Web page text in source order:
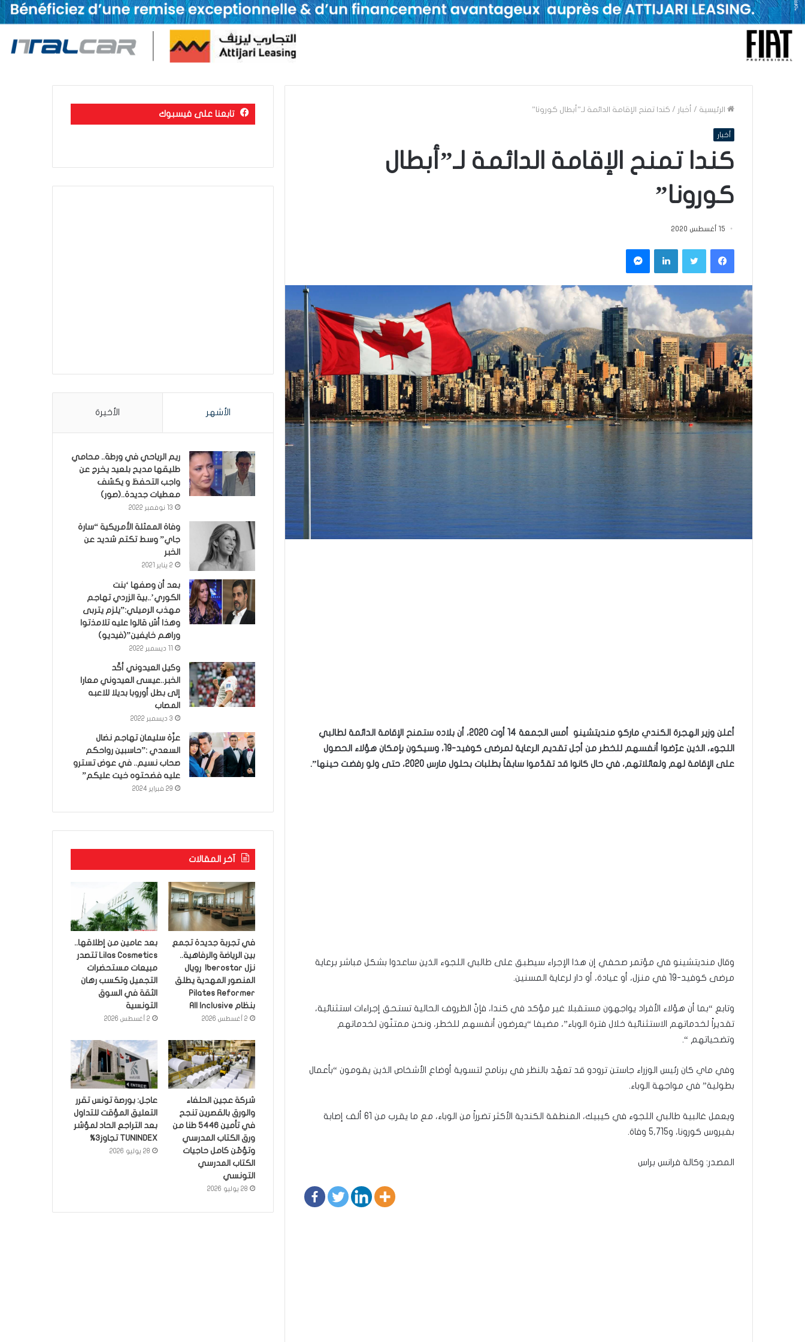
الرئيسية / أخبار / كندا تمنح الإقامة الدائمة لـ”أبطال كورونا”
أخبار
كندا تمنح الإقامة الدائمة لـ”أبطال
كورونا”
15 أغسطس 2020
فيسبوكتويتر لينكدإن ماسنجر
أعلن وزير الهجرة الكندي ماركو منديتشينو أمس الجمعة 14 أوت 2020، أن بلاده ستمنح الإقامة الدائمة لطالبي
اللجوء، الذين عرّضوا أنفسهم للخطر من أجل تقديم الرعاية لمرضى كوفيد-19، وسيكون بإمكان هؤلاء الحصول
على الإقامة لهم ولعائلاتهم، في حال كانوا قد تقدّموا سابقاً بطلبات بحلول مارس 2020، حتى ولو رفضت حينها”.
وقال منديتشينو في مؤتمر صحفي إن هذا الإجراء سيطبق على طالبي اللجوء الذين ساعدوا بشكل مباشر برعاية
مرضى كوفيد-19 في منزل، أو عيادة، أو دار لرعاية المسنين.
وتابع “بما أن هؤلاء الأفراد يواجهون مستقبلا غير مؤكد في كندا، فإنّ الظروف الحالية تستحق إجراءات استثنائية،
تقديراً لخدماتهم الاستثنائية خلال فترة الوباء”، مضيفا “يعرضون أنفسهم للخطر، ونحن ممتنّون لخدماتهم
وتضحياتهم “.
وفي ماي كان رئيس الوزراء جاستن ترودو قد تعهّد بالنظر في برنامج لتسوية أوضاع الأشخاص الذين يقومون “بأعمال
بطولية” في مواجهة الوباء.
ويعمل غالبية طالبي اللجوء في كيبيك، المنطقة الكندية الأكثر تضرراً من الوباء، مع ما يقرب من 61 ألف إصابة
بفيروس كورونا، و5,715 وفاة.
المصدر: وكالة فرانس براس
تابعنا على فيسبوك
الأشهر الأخيرة
ريم الرياحي في ورطة.. محامي
طليقها مديح بلعيد يخرج عن
واجب التحفظ و يكشف
معطيات جديدة..(صور)
13 نوفمبر 2022
وفاة الممثلة الأمريكية “سارة
جاي” وسط تكتم شديد عن
الخبر
2 يناير 2021
بعد أن وصفها ‘بنت
الكوري’..بية الزردي تهاجم
مهذب الرميلي:”يلزم يتربى
وهذا أش قالوا عليه تلامذتوا
وراهم خايفين”(فيديو)
وكيل العيدوني أكّد
الخبر..عيسى العيدوني معارا
إلى بطل أوروبا بديلا للاعبه
المصاب
3 ديسمبر 2022
عزّة سليمان تهاجم نضال
السعدي :”حاسبين رواحكم
صحاب نسيم.. في عوض تسترو
عليه فضحتوه خيت عليكم”
29 فبراير 2024
آخر المقالات
في تجربة جديدة تجمع
بين الرياضة والرفاهية..
نزل Iberostar رويال
المنصور المهدية يطلق
Pilates Reformer
بنظام All Inclusive
2 أغسطس 2026
بعد عامين من إطلاقها..
Lilas Cosmetics تتصدر
مبيعات مستحضرات
التجميل وتكسب رهان
الثقة في السوق
التونسية
2 أغسطس 2026
شركة عجين الحلفاء
والورق بالقصرين تنجح
في تأمين 5446 طنا من
ورق الكتاب المدرسي
وتؤمّن كامل حاجيات
الكتاب المدرسي
التونسي
28 يوليو 2026
عاجل: بورصة تونس تقرر
التعليق المؤقت للتداول
بعد التراجع الحاد لمؤشر
TUNINDEX تجاوز3%
28 يوليو 2026